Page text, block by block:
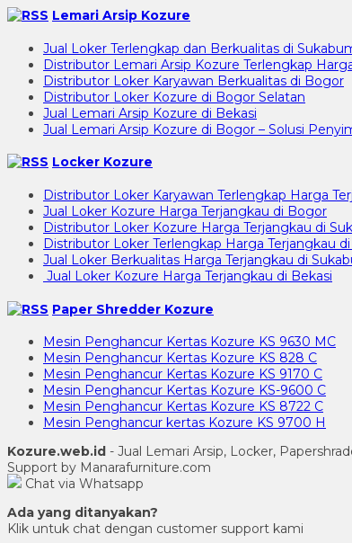
Lemari Arsip Kozure
Jual Loker Terlengkap dan Berkualitas di
Distributor Lemari Arsip Kozure Terlengkap
Distributor Loker Karyawan Berkualitas di Bogor
Distributor Loker Kozure di Bogor Selatan
Jual Lemari Arsip Kozure di Bekasi
Jual Lemari Arsip Kozure di Bogor – Solusi
Locker Kozure
Distributor Loker Karyawan Terlengkap Harga
Jual Loker Kozure Harga Terjangkau di Bogor
Distributor Loker Kozure Harga Terjangkau di
Distributor Loker Terlengkap Harga Terjangkau
Jual Loker Berkualitas Harga Terjangkau di
Jual Loker Kozure Harga Terjangkau di Bekasi
Paper Shredder Kozure
Mesin Penghancur Kertas Kozure KS 9630 MC
Mesin Penghancur Kertas Kozure KS 828 C
Mesin Penghancur Kertas Kozure KS 9170 C
Mesin Penghancur Kertas Kozure KS-9600 C
Mesin Penghancur Kertas Kozure KS 8722 C
Mesin Penghancur kertas Kozure KS 9700 H
Kozure.web.id - Jual Lemari Arsip, Locker,
Support by Manarafurniture.com
Chat via Whatsapp
Ada yang ditanyakan?
Klik untuk chat dengan customer support kami